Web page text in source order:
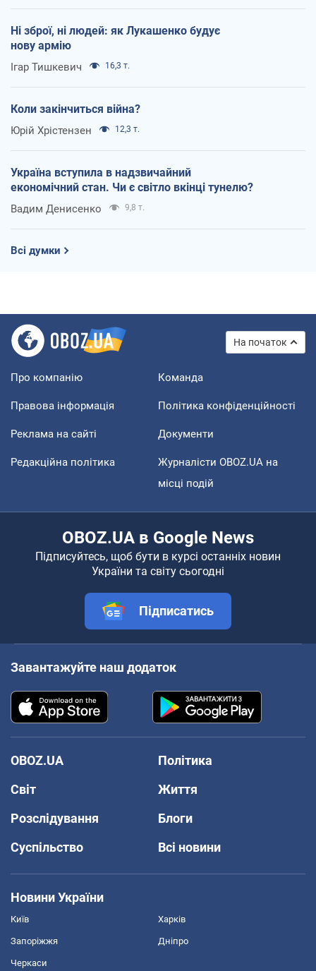
Ні зброї, ні людей: як Лукашенко будує
нову армію
Ігар Тишкевич 16,3 т.
Коли закінчиться війна?
Юрій Хрістензен 12,3 т.
Україна вступила в надзвичайний
економічний стан. Чи є світло вкінці тунелю?
Вадим Денисенко 9,8 т.
Всі думки
На початок
Про компанію Команда
Правова інформація Політика конфіденційності
Реклама на сайті Документи
Редакційна політика
Журналісти OBOZ.UA на
місці подій
OBOZ.UA в Google News
Підписуйтесь, щоб бути в курсі останніх новин
України та світу сьогодні
Підписатись
Завантажуйте наш додаток
OBOZ.UA
Політика
Світ
Життя
Розслідування
Блоги
Суспільство
Всі новини
Новини України
Київ Харків
Запоріжжя Дніпро
Черкаси